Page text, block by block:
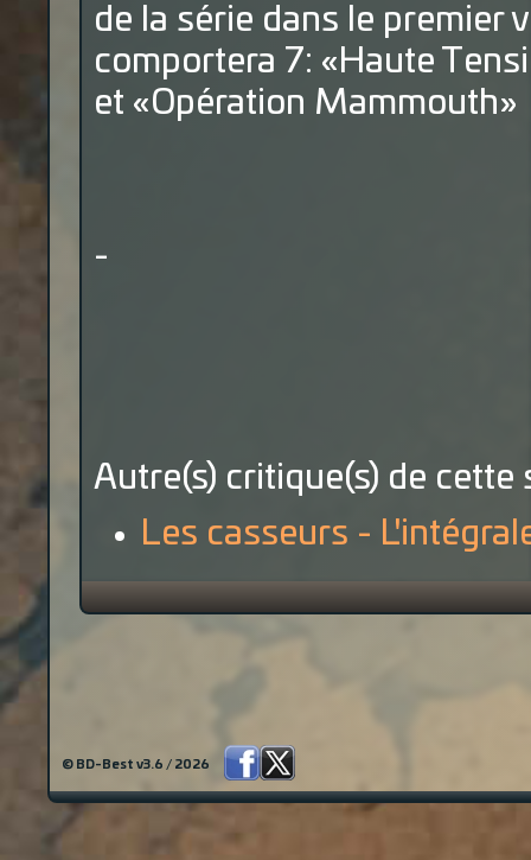
de la série dans le premier
comportera 7: «Haute
et «Opération Mammouth»
-
Autre(s) critique(s) de cette
Les casseurs -
© BD-Best v3.6 / 2026